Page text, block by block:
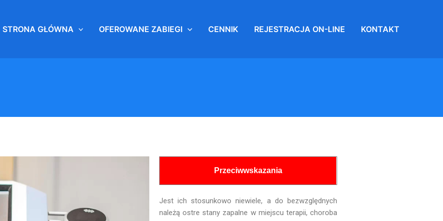
STRONA GŁÓWNA OFEROWANE ZABIEGI CENNIK REJESTRACJA ON-LINE KONTAKT
Przeciwwskazania
Jest ich stosunkowo niewiele, a do bezwzględnych
należą ostre stany zapalne w miejscu terapii, choroba